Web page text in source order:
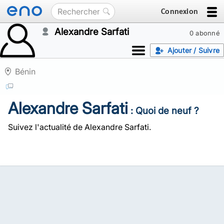
Connexion
0 abonné
Alexandre Sarfati
Ajouter / Suivre
Bénin
Alexandre Sarfati : Quoi de neuf ?
Suivez l'actualité de Alexandre Sarfati.